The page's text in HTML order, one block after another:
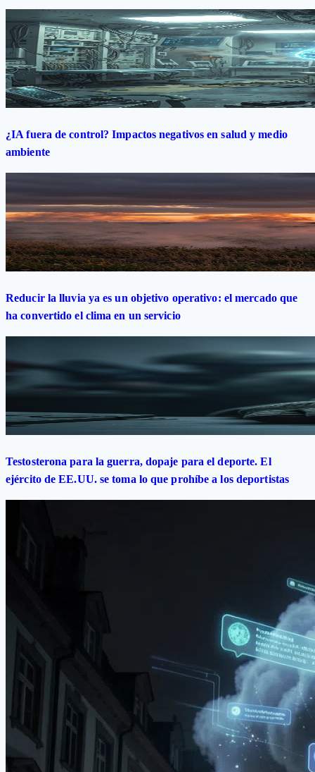
¿IA fuera de control? Impactos negativos en salud y medio
ambiente
Reducir la lluvia ya es un objetivo operativo: el mercado que
ha convertido el clima en un servicio
Testosterona para la guerra, dopaje para el deporte. El
ejército de EE.UU. se toma lo que prohíbe a los deportistas